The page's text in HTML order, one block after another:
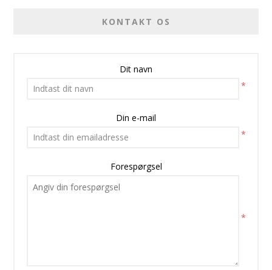
KONTAKT OS
Dit navn
*
Din e-mail
*
Forespørgsel
*